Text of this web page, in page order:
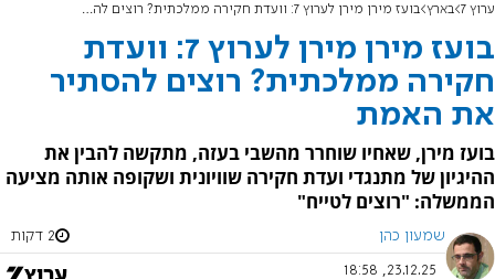
ערוץ 7 בארץ בועז מירן מירן לערוץ 7: וועדת חקירה ממלכתית? רוצים להסתיר את האמת
בועז מירן מירן לערוץ 7: וועדת
חקירה ממלכתית? רוצים להסתיר
את האמת
בועז מירן, שאחיו שוחרר מהשבי בעזה, מתקשה להבין את
ההיגיון של מתנגדי ועדת חקירה שוויונית ושקופה אותה מציעה
הממשלה: "רוצים לטייח"
שמעון כהן 2 דקות
23.12.25, 18:58